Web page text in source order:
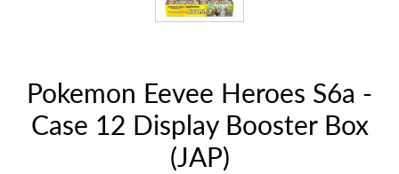
Pokemon Eevee Heroes S6a -
Case 12 Display Booster Box
(JAP)